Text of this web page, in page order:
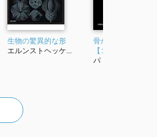
生物の驚異的な形
エルンストヘッケ...
骨から見る生物の進
【コンパクト版】
パトリック・グリ